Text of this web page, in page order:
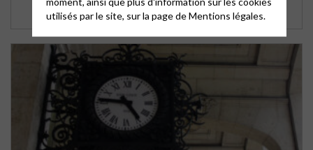
utilisés par le site, sur la page deMentions légales.